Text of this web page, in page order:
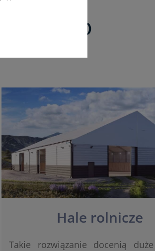
Hale rolnicze
Takie rozwiązanie docenią